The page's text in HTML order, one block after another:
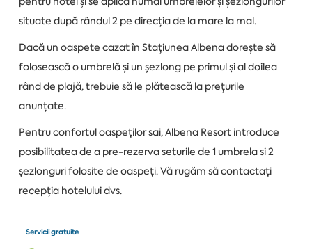
situate după rândul 2 pe direcția de la mare la mal.
Dacă un oaspete cazat în Stațiunea Albena dorește să
folosească o umbrelă și un șezlong pe primul și al doilea
rând de plajă, trebuie să le plătească la prețurile
anunțate.
Pentru confortul oaspeților sai, Albena Resort introduce
posibilitatea de a pre-rezerva seturile de 1 umbrela si 2
șezlonguri folosite de oaspeți. Vă rugăm să contactați
recepția hotelului dvs.
Servicii gratuite